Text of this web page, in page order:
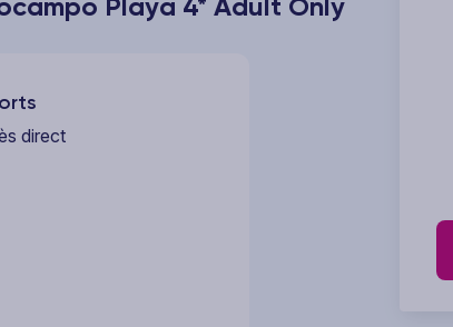
direct